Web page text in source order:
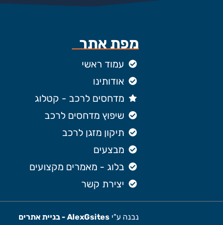
מפת אתר
עמוד ראשי
אודותינו
מדחסים לרכב - קטלוג
שיפוץ מדחסים לרכב
תיקון מזגן לרכב
מבצעים
בלוג - מאמרים מקצועים
יצירת קשר
נבנה ע"י AlexGsites - בניית אתרים